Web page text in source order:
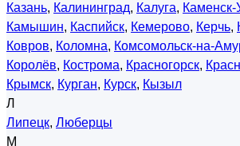
Казань, Калининград, Калуга, Каменск-
Камышин, Каспийск, Кемерово, Керчь,
Ковров, Коломна, Комсомольск-на-
Королёв, Кострома, Красногорск,
Крымск, Курган, Курск, Кызыл
Л
Липецк, Люберцы
М